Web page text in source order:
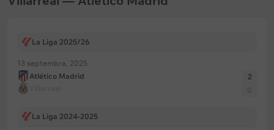
La Liga 2025/26
13 septembra, 2025
Atlético Madrid
2
La Liga 2024-2025